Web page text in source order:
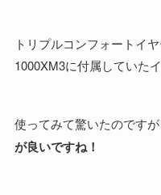
トリプルコンフォートイ
1000XM3に付属していた
使ってみて驚いたのです
が良いですね！